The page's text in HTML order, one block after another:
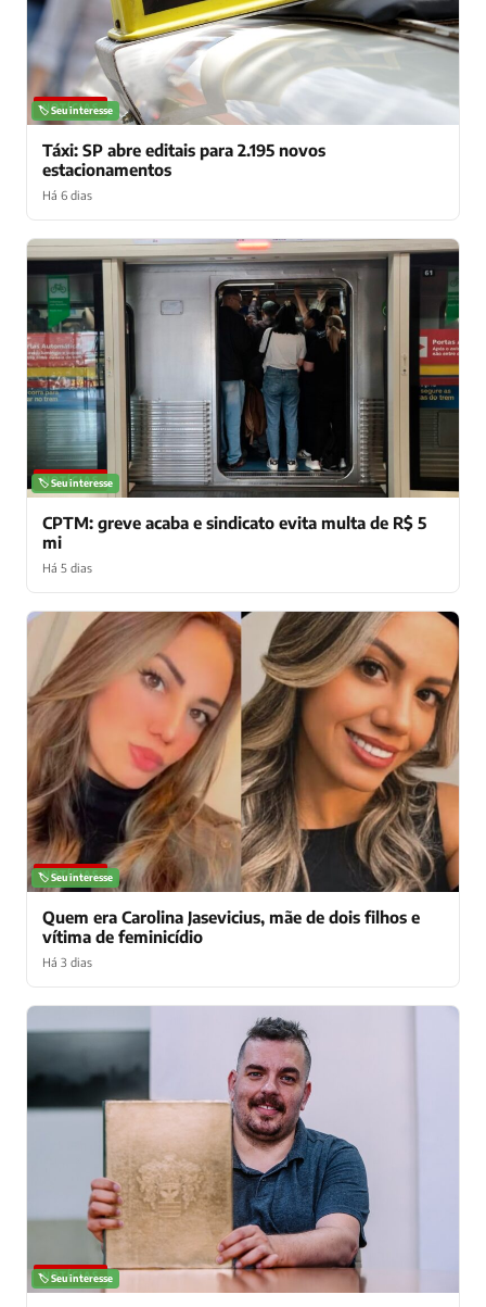
NOTÍCIAS
🏷️ Seu interesse
Táxi: SP abre editais para 2.195 novos
estacionamentos
Há 6 dias
NOTÍCIAS
🏷️ Seu interesse
CPTM: greve acaba e sindicato evita multa de R$ 5
mi
Há 5 dias
NOTÍCIAS
🏷️ Seu interesse
Quem era Carolina Jasevicius, mãe de dois filhos e
vítima de feminicídio
Há 3 dias
NOTÍCIAS
🏷️ Seu interesse